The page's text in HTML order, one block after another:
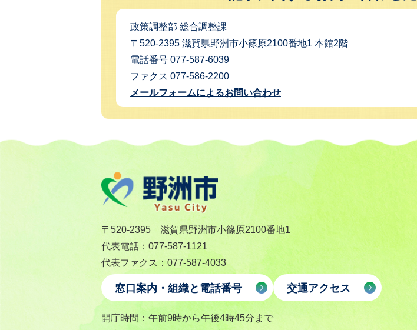
政策調整部 総合調整課
〒520-2395 滋賀県野洲市小篠原2100番地1 本館2階
電話番号 077-587-6039
ファクス 077-586-2200
メールフォームによるお問い合わせ
〒520-2395 滋賀県野洲市小篠原2100番地1
代表電話：077-587-1121
代表ファクス：077-587-4033
窓口案内・組織と電話番号 交通アクセス
開庁時間：午前9時から午後4時45分まで